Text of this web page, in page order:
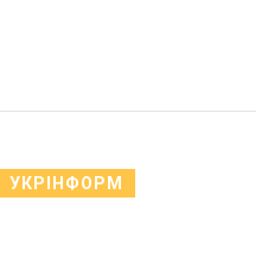
УКРІНФОРМ